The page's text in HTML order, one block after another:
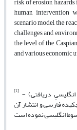
human intervention
scenario model, the
challenges and
the level of the
and various economic
[1] - به دلیل کیفیت نامناسب ترجمه (چکیده مبسوط انگلیسیِ دریافتی)
فارسی و انتشار آن